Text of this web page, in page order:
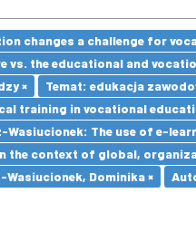
changes a challenge for
vs. the educational and
×
Temat: edukacja
training in vocational
Wasiucionek: The use of e-
the context of global,
Dominika ×